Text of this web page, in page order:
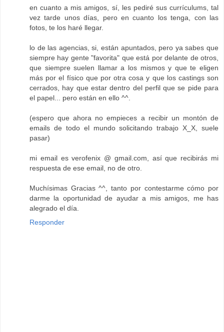
en cuanto a mis amigos, sí, les pediré sus currículums, tal
vez tarde unos días, pero en cuanto los tenga, con las
fotos, te los haré llegar.
lo de las agencias, si, están apuntados, pero ya sabes que
siempre hay gente "favorita" que está por delante de otros,
que siempre suelen llamar a los mismos y que te eligen
más por el físico que por otra cosa y que los castings son
cerrados, hay que estar dentro del perfil que se pide para
el papel... pero están en ello ^^.
(espero que ahora no empieces a recibir un montón de
emails de todo el mundo solicitando trabajo X_X, suele
pasar)
mi email es verofenix @ gmail.com, así que recibirás mi
respuesta de ese email, no de otro.
Muchísimas Gracias ^^, tanto por contestarme cómo por
darme la oportunidad de ayudar a mis amigos, me has
alegrado el día.
Responder